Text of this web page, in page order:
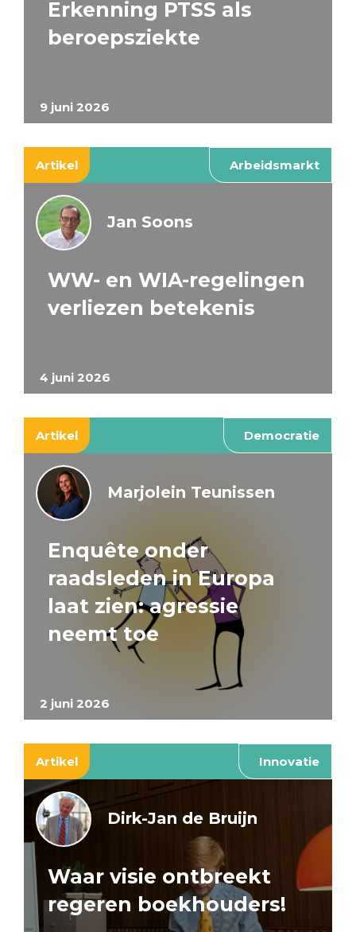
9 juni 2026
Erkenning PTSS als
beroepsziekte
Artikel Arbeidsmarkt
4 juni 2026
Jan Soons
WW- en WIA-regelingen
verliezen betekenis
Artikel Democratie
2 juni 2026
Marjolein Teunissen
Enquête onder
raadsleden in Europa
laat zien: agressie
neemt toe
Artikel Innovatie
Dirk-Jan de Bruijn
Waar visie ontbreekt
regeren boekhouders!